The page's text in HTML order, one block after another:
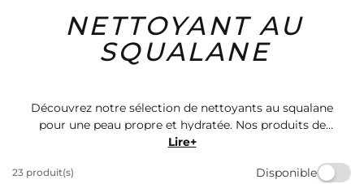
Solaire Homme Marques Idées
Cadeaux
Bons
Plans
NETTOYANT AU
SQUALANE
Découvrez notre sélection de nettoyants au squalane
pour une peau propre et hydratée. Nos produits de
qualité vous offrent une expérience de beauté
cosmétiques chez Marionnaud et profitez d'une peau
Lire+
23 produit(s) Disponible